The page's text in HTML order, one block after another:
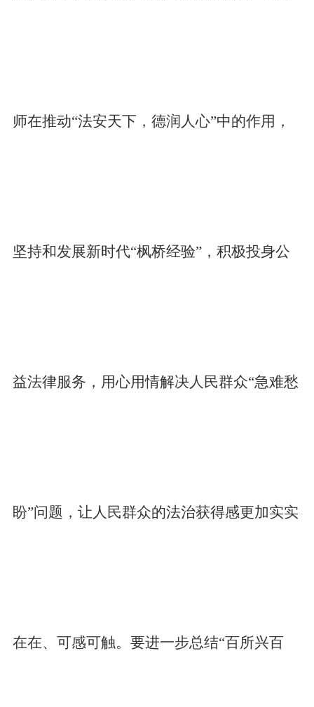
师在推动“法安天下，德润人心”中的作用，
坚持和发展新时代“枫桥经验”，积极投身公
益法律服务，用心用情解决人民群众“急难愁
盼”问题，让人民群众的法治获得感更加实实
在在、可感可触。要进一步总结“百所兴百